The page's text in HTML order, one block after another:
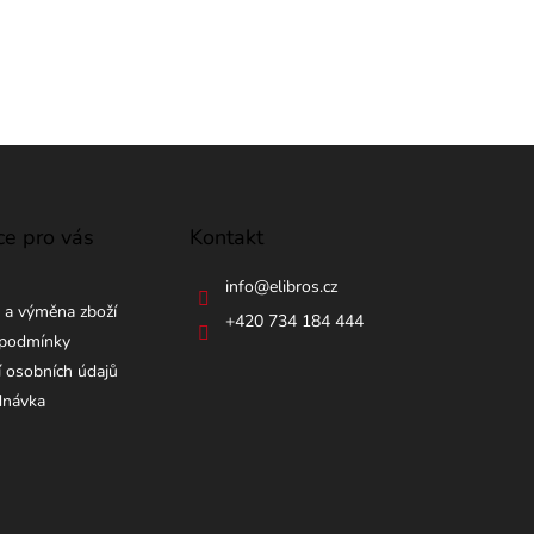
pro vás
a výměna zboží
osobních údajů
Kontakt
info@elibros.cz
+420 734 184 444